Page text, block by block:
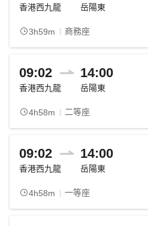
香港西九龍 岳陽東
3h59m 商務座
09:02 14:00
香港西九龍 岳陽東
4h58m 二等座
09:02 14:00
香港西九龍 岳陽東
4h58m 一等座